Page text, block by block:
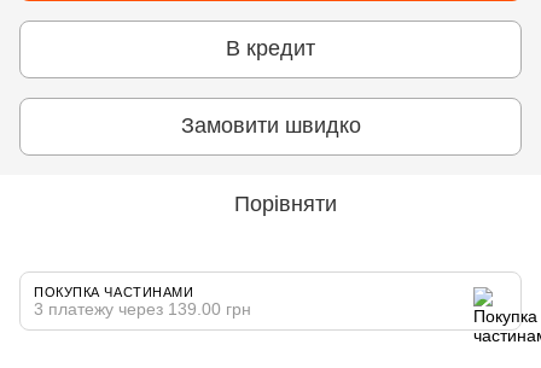
В кредит
Замовити швидко
Порівняти
ПОКУПКА ЧАСТИНАМИ
3 платежу через 139.00 грн